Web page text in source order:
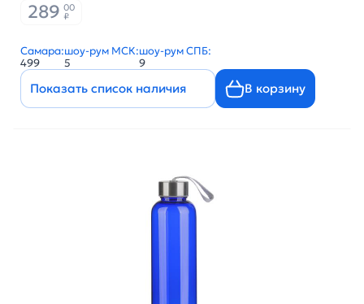
289 00
₽
Самара:
499
шоу-рум МСК:
5
шоу-рум СПБ:
9
Показать список наличия В корзину